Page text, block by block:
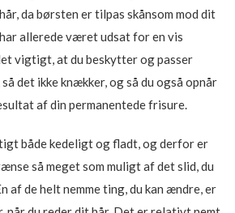
da børsten er tilpas skånsom mod dit
allerede været udsat for en vis
vigtigt, at du beskytter og passer
det ikke knækker, og så du også opnår
af din permanentede frisure.
både kedeligt og fladt, og derfor er
så meget som muligt af det slid, du
af de helt nemme ting, du kan ændre, er